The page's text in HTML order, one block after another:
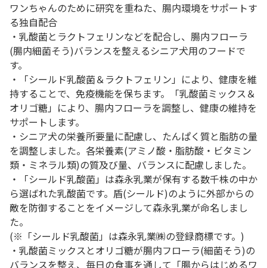
ワンちゃんのために研究を重ねた、腸内環境をサポートす
る独自配合
・乳酸菌とラクトフェリンなどを配合し、腸内フローラ
(腸内細菌そう)バランスを整えるシニア犬用のフードで
す。
・「シールド乳酸菌＆ラクトフェリン」により、健康を維
持することで、免疫機能を保ちます。「乳酸菌ミックス＆
オリゴ糖」により、腸内フローラを調整し、健康の維持を
サポートします。
・シニア犬の栄養所要量に配慮し、たんぱく質と脂肪の量
を調整しました。各栄養素(アミノ酸・脂肪酸・ビタミン
類・ミネラル類)の質及び量、バランスに配慮しました。
・「シールド乳酸菌」は森永乳業が保有する数千株の中か
ら選ばれた乳酸菌です。盾(シールド)のように外部からの
敵を防御することをイメージして森永乳業が命名しまし
た。
(※「シールド乳酸菌」は森永乳業㈱の登録商標です。)
・乳酸菌ミックスとオリゴ糖が腸内フローラ(細菌そう)の
バランスを整え、毎日の食事を通して「腸からはじめるワ